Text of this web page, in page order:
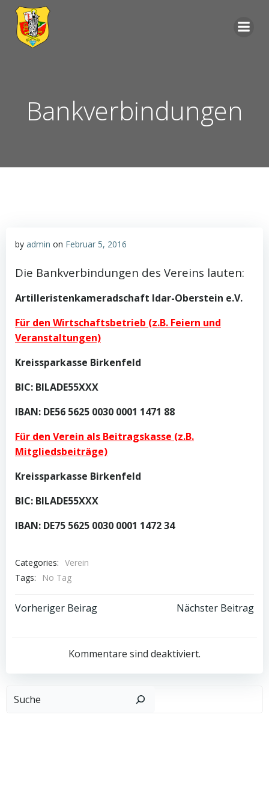
Bankverbindungen
by admin on Februar 5, 2016
Die Bankverbindungen des Vereins lauten:
Artilleristenkameradschaft Idar-Oberstein e.V.
Für den Wirtschaftsbetrieb (z.B. Feiern und
Veranstaltungen)
Kreissparkasse Birkenfeld
BIC: BILADE55XXX
IBAN: DE56 5625 0030 0001 1471 88
Für den Verein als Beitragskasse (z.B.
Mitgliedsbeiträge)
Kreissparkasse Birkenfeld
BIC: BILADE55XXX
IBAN: DE75 5625 0030 0001 1472 34
Categories: Verein
Tags:
No Tag
Post
navigation
Vorheriger Beirag
Post
navigation
Nächster Beitrag
Kommentare sind deaktiviert.